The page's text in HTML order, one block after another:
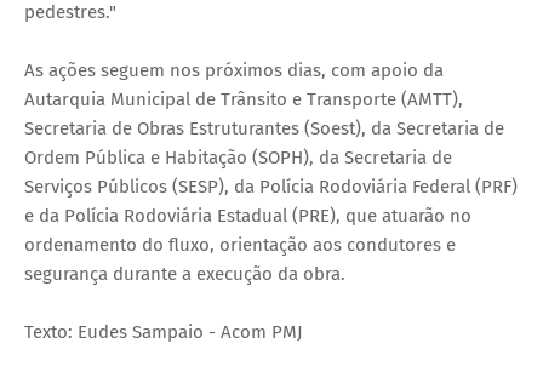
pedestres."
As ações seguem nos próximos dias, com apoio da
Autarquia Municipal de Trânsito e Transporte (AMTT),
Secretaria de Obras Estruturantes (Soest), da Secretaria de
Ordem Pública e Habitação (SOPH), da Secretaria de
Serviços Públicos (SESP), da Polícia Rodoviária Federal (PRF)
e da Polícia Rodoviária Estadual (PRE), que atuarão no
ordenamento do fluxo, orientação aos condutores e
segurança durante a execução da obra.
Texto: Eudes Sampaio - Acom PMJ